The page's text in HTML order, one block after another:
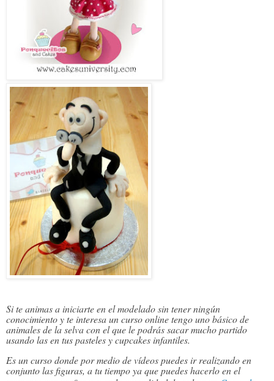
Si te animas a iniciarte en el modelado sin tener ningún
conocimiento y te interesa un curso online tengo uno básico de
animales de la selva con el que le podrás sacar mucho partido
usando las en tus pasteles y cupcakes infantiles.
Es un curso donde por medio de vídeos puedes ir realizando en
conjunto las figuras, a tu tiempo ya que puedes hacerlo en el